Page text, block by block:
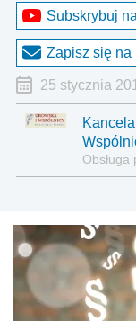
Subskrybuj
Zapisz się na
25 stycznia